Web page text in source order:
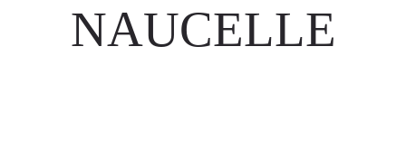
NAUCELLE